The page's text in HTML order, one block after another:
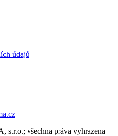
údajů
všechna práva vyhrazena